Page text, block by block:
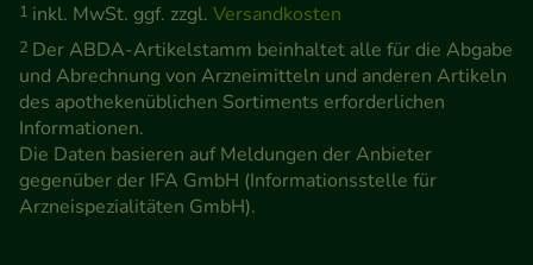
Werbung auf Drittseiten möglichst relevant für Sie
zu gestalten. Bitte beachten Sie, dass Daten hierfür
teilweise an Dritte wie z.B. Google oder soziale
Medien übertragen werden.
1 inkl. MwSt. ggf. zzgl. Versandkosten
2 Der ABDA-Artikelstamm beinhaltet alle für die Abgabe
und Abrechnung von Arzneimitteln und anderen Artikeln
des apothekenüblichen Sortiments erforderlichen
Informationen.
Die Daten basieren auf Meldungen der Anbieter
gegenüber der IFA GmbH (Informationsstelle für
Arzneispezialitäten GmbH).